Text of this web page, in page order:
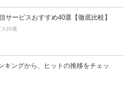
サービスおすすめ40選【徹底比較】
20選
キングから、ヒットの推移をチェッ